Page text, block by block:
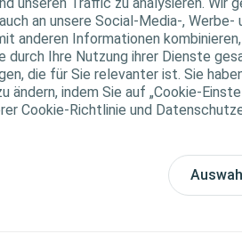
an unsere Social-Media-,
anderen Informationen
durch Ihre Nutzung ihrer Dienste
die für Sie relevanter ist. Sie
ändern, indem Sie auf „Cookie-
Cookie-Richtlinie und
Reisezeit - wertvolle Tage, die man
möchte. "Mein ReisePaket" unterstützt
Planung Ihrer Reise.
kostenlos bestellen